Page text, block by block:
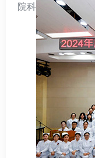
院科技量值（